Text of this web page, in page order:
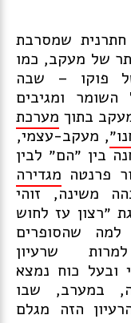
שמסרבת
של מעקב, כמו
פוקו – שבה
ומגיבים
בתוך מערכת
, מעקב-עצמי,
בין ״הם״ לבין
פרנטה מגדירה
משינה, זוהי
״רצון עז לחוש
למה שהסופרים
שרעיון
ובעל כוח נמצא
במערב, שבו
הזה מגלם